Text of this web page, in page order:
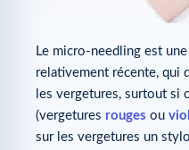
Le micro-needling est
relativement récente, qui
les vergetures, surtout si
(vergetures rouges ou
sur les vergetures un